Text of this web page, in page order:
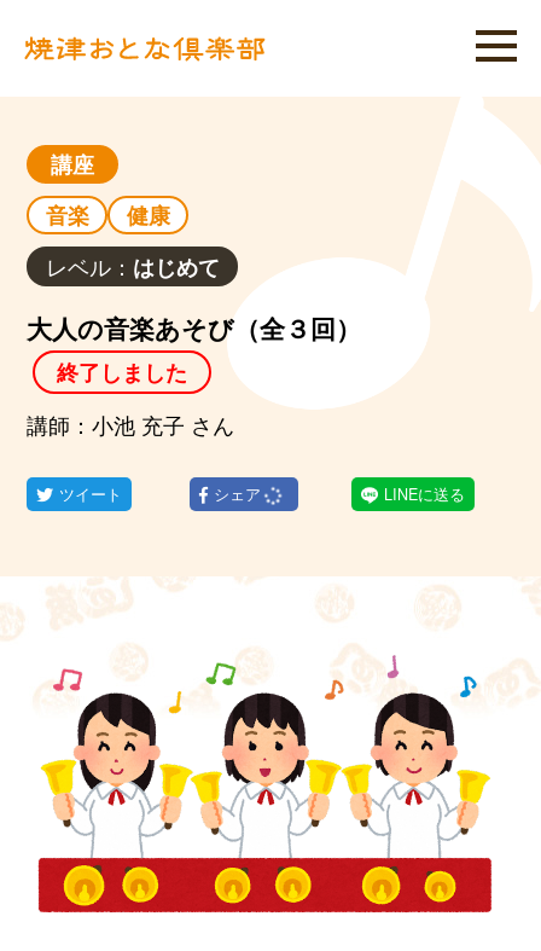
講座
音楽
健康
レベル： はじめて
大人の音楽あそび（全３回）
終了しました
講師：小池 充子 さん
ツイート シェア LINEに送る